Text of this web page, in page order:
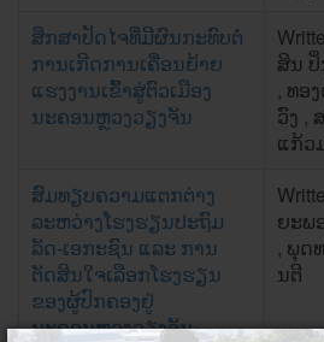
ສຶກສາປັດໄຈທີ່ມີຜົນກະທົບຕໍ່
ການເກີດການເຄື່ອນຍ້າຍ
ແຮງງານເຂົ້າສູ່ຕົວເມືອງ
ນະຄອນຫຼວງວຽງຈັນ
ສິນ
, ທອ
ວົງ ,
ແກ້ວ
ສົມທຽບຄວາມແຕກຕ່າງ
ລະຫວ່າງໂຮງຮຽນປະຖົມ
ລັດ-ເອກະຊົນ ແລະ ການ
ຕັດສິນໃຈເລືອກໂຮງຮຽນ
ຂອງຜູ້ປົກຄອງຢູ່
ນະຄອນຫຼວງວຽງຈັນ
ຍະພ
, ພຸດ
ນຕີ